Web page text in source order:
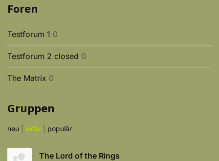
Foren
Testforum 1 0
Testforum 2 closed 0
The Matrix 0
Gruppen
neu aktiv populär
The Lord of the Rings